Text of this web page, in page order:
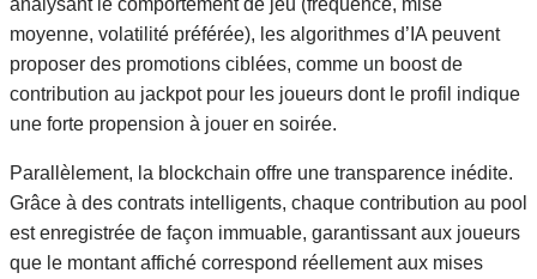
moyenne, volatilité préférée), les algorithmes d’IA peuvent
proposer des promotions ciblées, comme un boost de
contribution au jackpot pour les joueurs dont le profil indique
une forte propension à jouer en soirée.
Parallèlement, la blockchain offre une transparence inédite.
Grâce à des contrats intelligents, chaque contribution au pool
est enregistrée de façon immuable, garantissant aux joueurs
que le montant affiché correspond réellement aux mises